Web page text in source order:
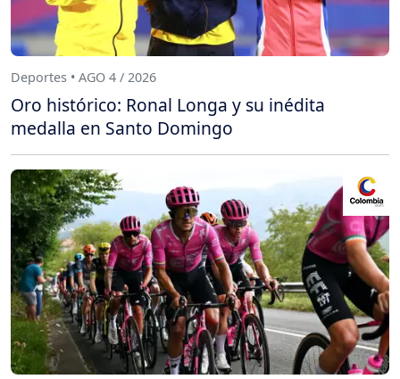
Deportes • AGO 4 / 2026
Oro histórico: Ronal Longa y su inédita
medalla en Santo Domingo